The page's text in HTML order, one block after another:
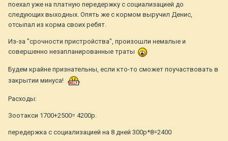
поехал уже на платную передержку с социализацией до
следующих выходных. Опять же с кормом выручил Денис,
отсыпал из корма своих ребят.
Из-за "срочности пристройства", произошли немалые и
совершенно незапланированные траты
Будем крайне признательны, если кто-то сможет поучаствовать в
закрытии минуса!
Расходы:
Зоотакси 1700+2500= 4200р.
передержка с социализацией на 8 дней 300р*8=2400